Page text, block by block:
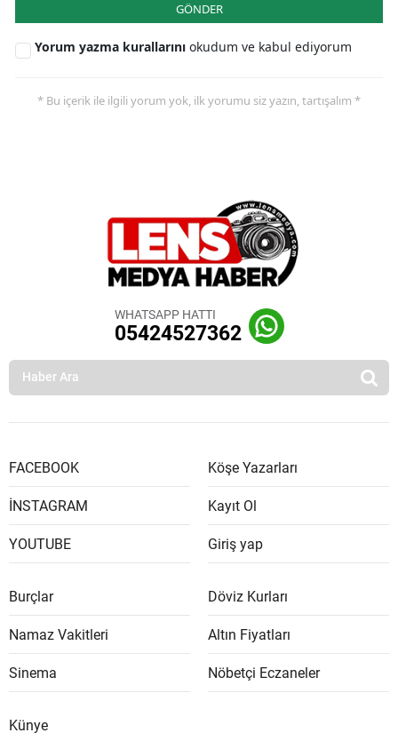
GÖNDER
Yorum yazma kurallarını okudum ve kabul ediyorum
* Bu içerik ile ilgili yorum yok, ilk yorumu siz yazın, tartışalım *
WHATSAPP HATTI
05424527362
FACEBOOK
İNSTAGRAM
YOUTUBE
Köşe Yazarları
Kayıt Ol
Giriş yap
Burçlar
Namaz Vakitleri
Sinema
Döviz Kurları
Altın Fiyatları
Nöbetçi Eczaneler
Künye